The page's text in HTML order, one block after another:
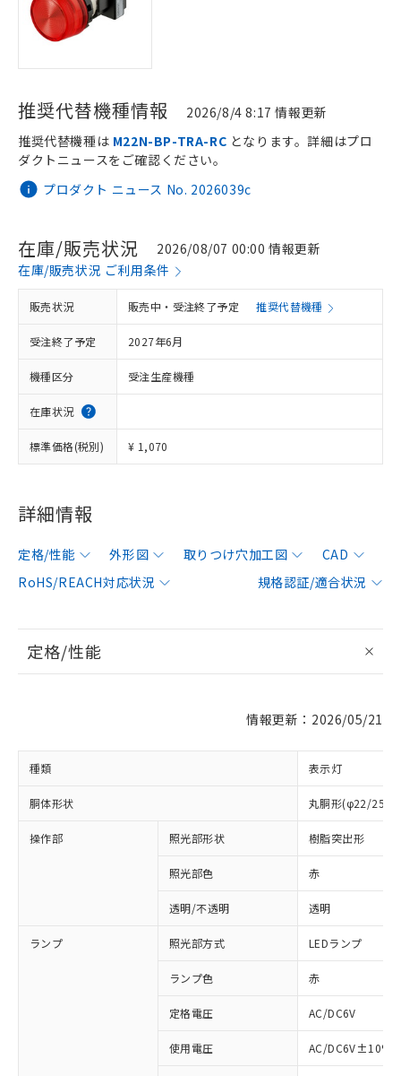
推奨代替機種情報 2026/8/4 8:17 情報更新
プロダクト ニュース No. 2026039c
推奨代替機種は M22N-BP-TRA-RC となります。詳細はプロ
ダクトニュースをご確認ください。
在庫/販売状況
2026/08/07 00:00 情報更新
在庫/販売状況 ご利用条件
販売状況 販売中・受注終了予定 推奨代替機種
受注終了予定 2027年6月
機種区分 受注生産機種
在庫状況
標準価格(税別) ¥ 1,070
詳細情報
定格/性能 外形図 取りつけ穴加工図
CAD
RoHS/REACH対応状況
規格認証/適合状況
定格/性能
情報更新：2026/05/21
種類 表示灯
胴体形状 丸胴形(φ22/
操作部 照光部形状 樹脂突出形
照光部色 赤
透明/不透明 透明
ランプ 照光部方式 LEDランプ
ランプ色 赤
定格電圧 AC/DC6V
使用電圧 AC/DC6V±10%
ご利用条件
以下の条件をお読みいただき、同意のうえ
対応済み：EU RoHS指令（10物質）の
非含有に対応した製品が提供可能な商品で
対応予定：EU RoHS指令（10物質）の非含
有に対応した製品に切り替える予定のある
対応予定なし：EU RoHS指令（10物質）の
非含有に非対応の商品で、対応品を出す予